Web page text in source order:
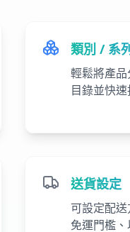
類別 / 系
輕鬆將產
目錄並快
送貨設定
可設定配
免運門檻